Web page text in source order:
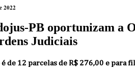
2022
PB oportunizam a
Judiciais
de 12 parcelas de R$ 276,00 e para